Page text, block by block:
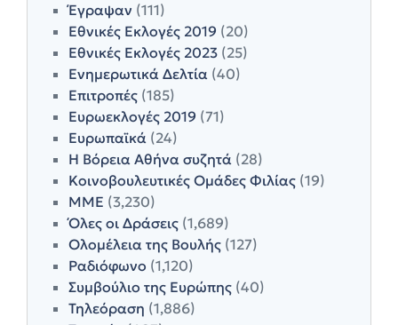
Έγραψαν (111)
Εθνικές Εκλογές 2019 (20)
Εθνικές Εκλογές 2023 (25)
Ενημερωτικά Δελτία (40)
Επιτροπές (185)
Ευρωεκλογές 2019 (71)
Ευρωπαϊκά (24)
Η Βόρεια Αθήνα συζητά (28)
Κοινοβουλευτικές Ομάδες Φιλίας (19)
ΜΜΕ (3,230)
Όλες οι Δράσεις (1,689)
Ολομέλεια της Βουλής (127)
Ραδιόφωνο (1,120)
Συμβούλιο της Ευρώπης (40)
Τηλεόραση (1,886)